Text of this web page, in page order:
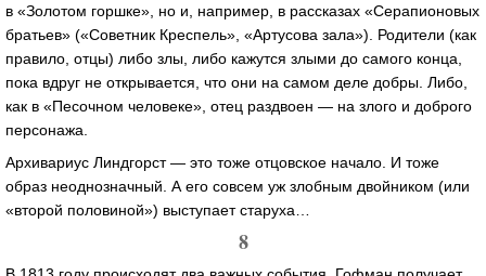
в «Золотом горшке», но и, например, в рассказах «Серапионовых
братьев» («Советник Креспель», «Артусова зала»). Родители (как
правило, отцы) либо злы, либо кажутся злыми до самого конца,
пока вдруг не открывается, что они на самом деле добры. Либо,
как в «Песочном человеке», отец раздвоен — на злого и доброго
персонажа.
Архивариус Линдгорст — это тоже отцовское начало. И тоже
образ неоднозначный. А его совсем уж злобным двойником (или
«второй половиной») выступает старуха…
8